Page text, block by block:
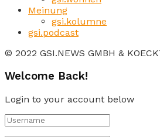
Meinung
gsi.kolumne
gsi.podcast
© 2022 GSI.NEWS GMBH &
Welcome Back!
Login to your account below